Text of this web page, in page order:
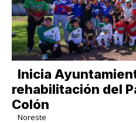
Inicia
rehabilitación del
Colón
Noreste